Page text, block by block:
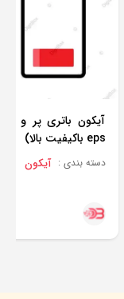
eps باکیفیت بالا)
دسته بندی : آیکون